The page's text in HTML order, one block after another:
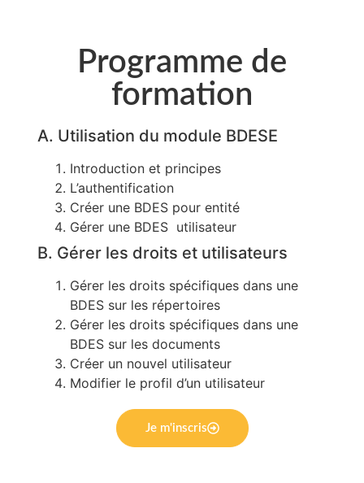
Programme de
formation
A. Utilisation du module BDESE
Introduction et principes
L’authentification
Créer une BDES pour entité
Gérer une BDES utilisateur
B. Gérer les droits et utilisateurs
Gérer les droits spécifiques dans une
BDES sur les répertoires
Gérer les droits spécifiques dans une
BDES sur les documents
Créer un nouvel utilisateur
Modifier le profil d’un utilisateur
Je m'inscris